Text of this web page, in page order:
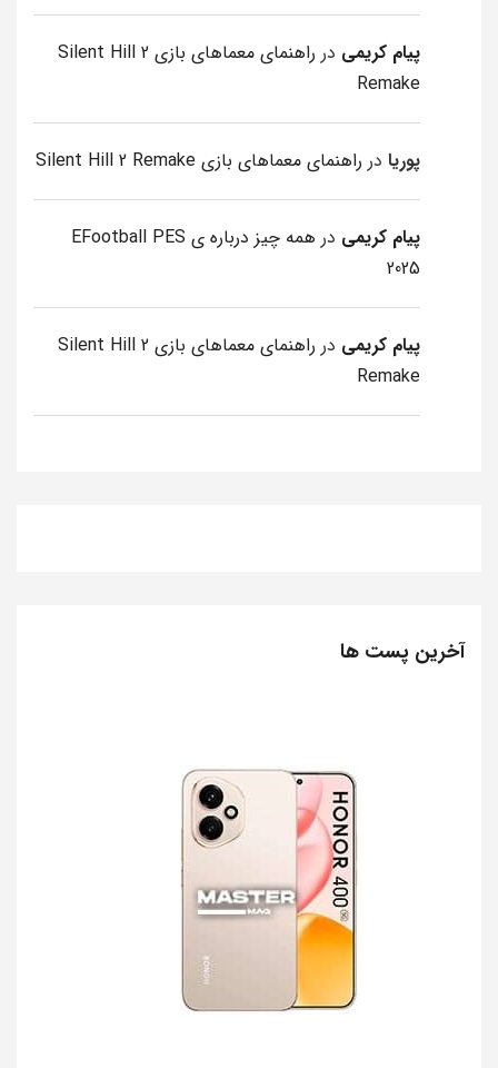
پیام کریمی در
راهنمای معماهای بازی Silent Hill 2
Remake
پوریا در راهنمای معماهای بازی Silent Hill 2 Remake
پیام کریمی در
همه چیز درباره ی EFootball PES
2025
پیام کریمی در
راهنمای معماهای بازی Silent Hill 2
Remake
آخرین پست ها